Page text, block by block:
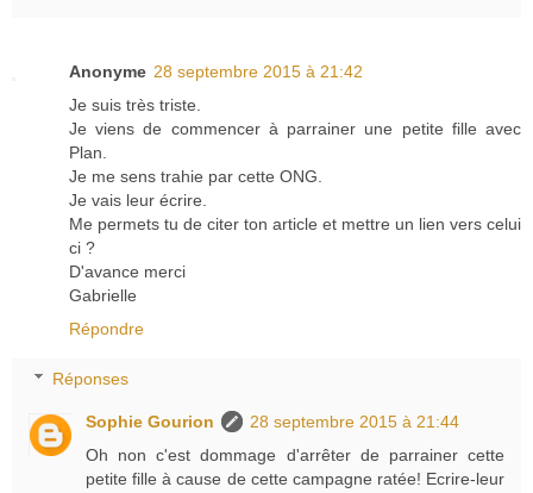
Anonyme 28 septembre 2015 à 21:42
Je suis très triste.
Je viens de commencer à parrainer une petite fille avec
Plan.
Je me sens trahie par cette ONG.
Je vais leur écrire.
Me permets tu de citer ton article et mettre un lien vers celui
ci ?
D'avance merci
Gabrielle
Répondre
Réponses
Sophie Gourion
28 septembre 2015 à 21:44
Oh non c'est dommage d'arrêter de parrainer cette
petite fille à cause de cette campagne ratée! Ecrire-leur